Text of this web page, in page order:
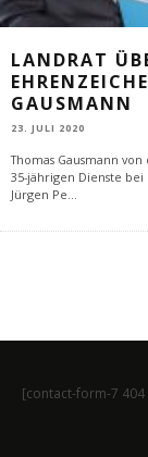
LANDRAT
GAUSMANN
23. JULI 2020
Thomas Gausmann
35-jährigen Dienste
Jürgen Pe...
[contact-form-7